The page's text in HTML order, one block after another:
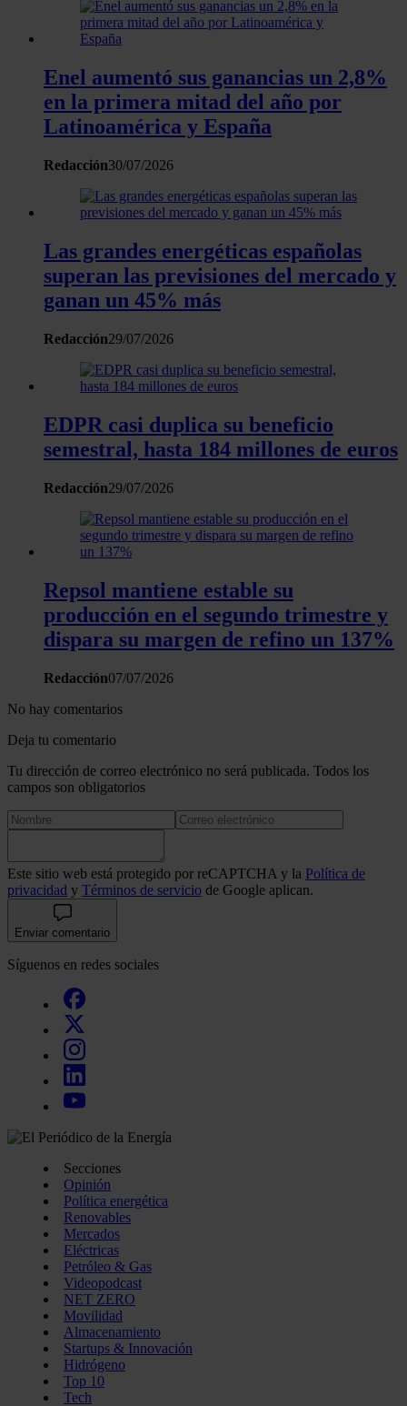
momento en la Declaración de cookies.
contenido y los anuncios, ofrecer funciones de redes
analizar el tráfico. Además, compartimos información sobre
uso que haga del sitio web con nuestros partners de redes
sociales, publicidad y análisis web, quienes pueden
con otra información que les haya proporcionado o que
recopilado a partir del uso que haya hecho de sus servicios.
Enel aumentó sus ganancias un 2,8%
en la primera mitad del año por
Latinoamérica y España
Redacción30/07/2026
Las grandes energéticas españolas
superan las previsiones del mercado y
ganan un 45% más
Redacción29/07/2026
EDPR casi duplica su beneficio
semestral, hasta 184 millones de euros
Redacción29/07/2026
Repsol mantiene estable su
producción en el segundo trimestre y
dispara su margen de refino un 137%
Redacción07/07/2026
No hay comentarios
Deja tu comentario
Tu dirección de correo electrónico no será publicada. Todos los
campos son obligatorios
Este sitio web está protegido por reCAPTCHA y la Política de
privacidad y Términos de servicio de Google aplican.
Enviar comentario
Síguenos en redes sociales
Secciones
Opinión
Política energética
Renovables
Mercados
Eléctricas
Petróleo & Gas
Videopodcast
NET ZERO
Movilidad
Almacenamiento
Startups & Innovación
Hidrógeno
Top 10
Tech